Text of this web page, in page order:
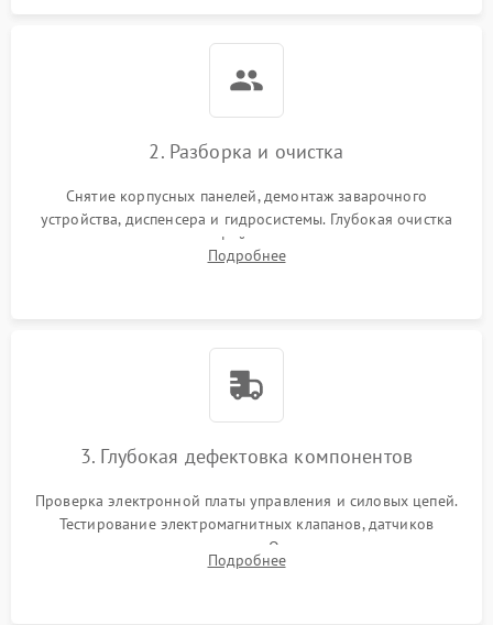
2. Разборка и очистка
Снятие корпусных панелей, демонтаж заварочного
устройства, диспенсера и гидросистемы. Глубокая очистка
внутренних узлов от кофейных масел, жмыха и накипи.
Промывка дренажных каналов и фильтров с использованием
Подробнее
3. Глубокая дефектовка компонентов
Проверка электронной платы управления и силовых цепей.
Тестирование электромагнитных клапанов, датчиков
температуры и расходомера. Оценка степени износа
жерновов кофемолки, уплотнительных колец гидросистемы
Подробнее